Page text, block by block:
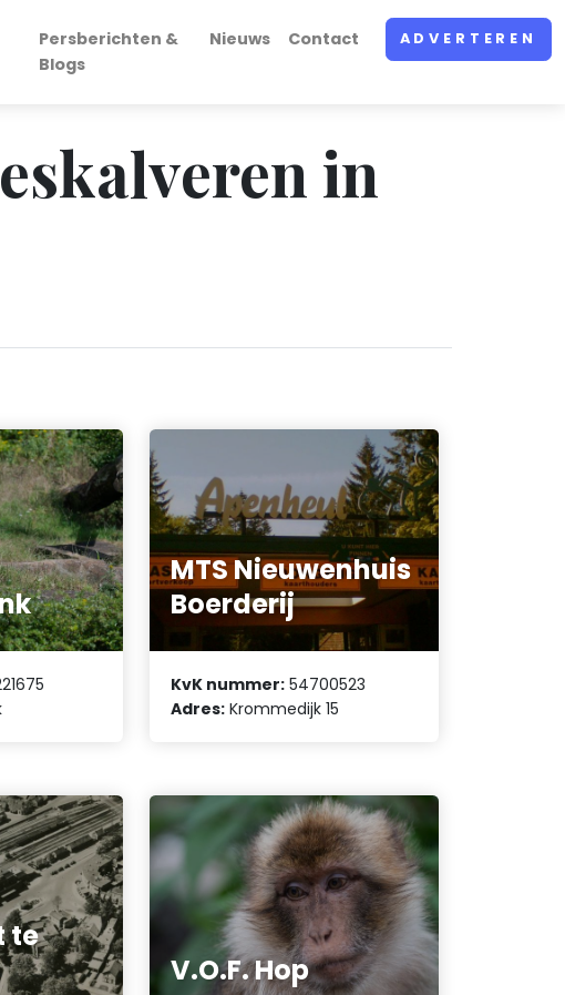
Persberichten &
Blogs
Nieuws Contact ADVERTEREN
in
MTS Nieuwenhuis
Boerderij
KvK nummer: 54700523
Adres: Krommedijk 15
te
V.O.F. Hop